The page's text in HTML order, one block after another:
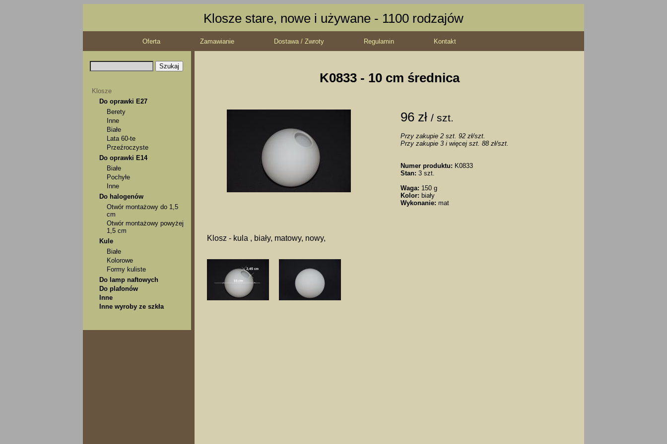
Klosze stare, nowe i używane - 1100 rodzajów
Oferta Zamawianie Dostawa / Zwroty Regulamin Kontakt
Klosze
Do oprawki E27
Berety
Inne
Białe
Lata 60-te
Przeźroczyste
Do oprawki E14
Białe
Pochyłe
Inne
Do halogenów
Otwór montażowy do 1,5
cm
Otwór montażowy powyżej
1,5 cm
Kule
Białe
Kolorowe
Formy kuliste
Do lamp naftowych
Do plafonów
Inne
Inne wyroby ze szkła
K0833 - 10 cm średnica
96 zł / szt.
Przy zakupie 2 szt. 92 zł/szt.
Przy zakupie 3 i więcej szt. 88 zł/szt.
Numer produktu: K0833
Stan: 3 szt.
Waga: 150 g
Kolor: biały
Wykonanie: mat
Klosz - kula , biały, matowy, nowy,